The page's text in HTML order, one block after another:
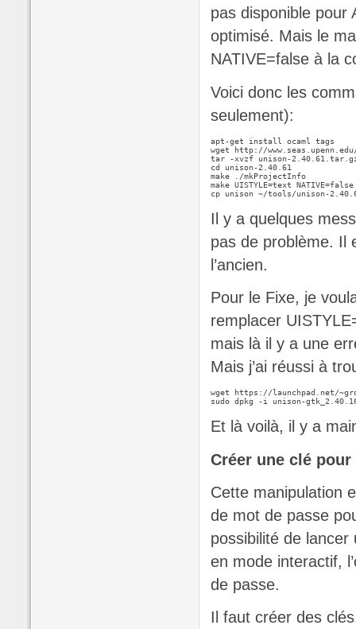
pas disponible pour
optimisé. Mais le
NATIVE=false à la
Voici donc les
seulement):
apt-get install ocaml tags
wget http://
tar -xvzf unison-
cd unison-2.40.61
make ./mkProjectInfo
make UISTYLE=text NATIVE=false
Il y a quelques
pas de problème. Il
l’ancien.
Pour le Fixe, je
remplacer
mais là il y a une
Mais j’ai réussi à
wget https://launchpad.net/
Et là voilà, il y a
Créer une clé pour
Cette manipulation
de mot de passe
possibilité de
en mode interactif,
de passe.
Il faut créer des